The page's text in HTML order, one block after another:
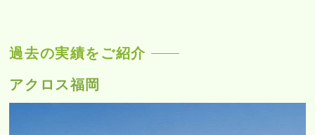
過去の実績をご紹介
アクロス福岡